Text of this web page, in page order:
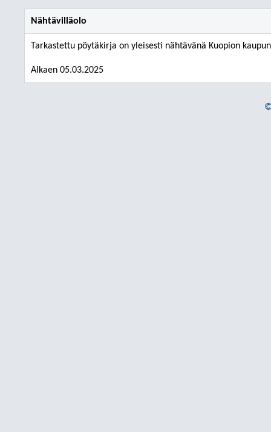
Nähtävilläolo
Tarkastettu pöytäkirja on yleisesti nähtävänä Kuopion
Alkaen 05.03.2025